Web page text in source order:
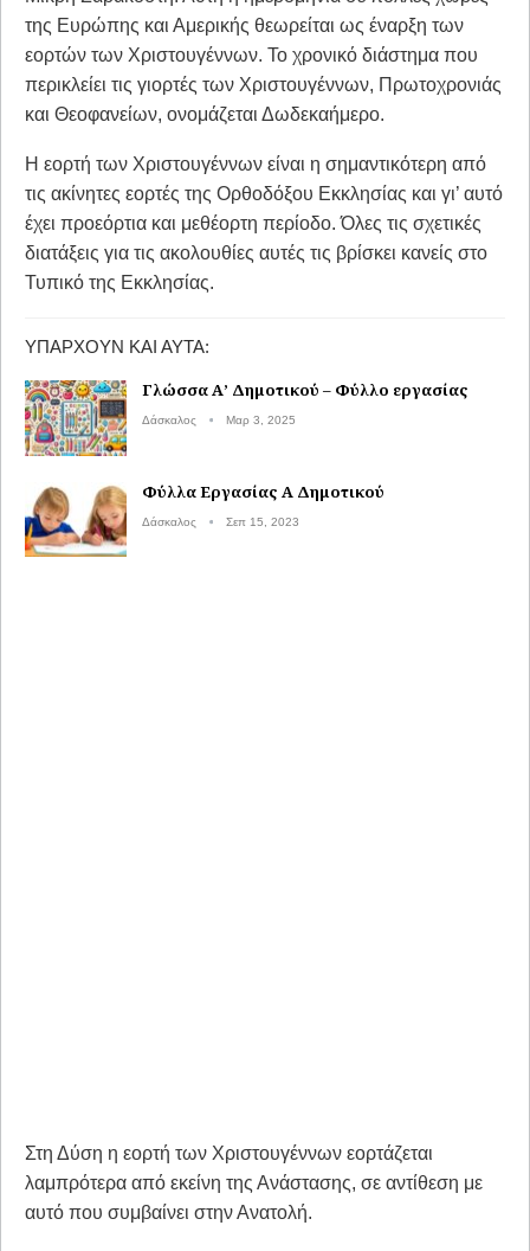
της Ευρώπης και Αμερικής θεωρείται ως έναρξη των
εορτών των Χριστουγέννων. Το χρονικό διάστημα που
περικλείει τις γιορτές των Χριστουγέννων, Πρωτοχρονιάς
και Θεοφανείων, ονομάζεται Δωδεκαήμερο.
Η εορτή των Χριστουγέννων είναι η σημαντικότερη από
τις ακίνητες εορτές της Ορθοδόξου Εκκλησίας και γι’ αυτό
έχει προεόρτια και μεθέορτη περίοδο. Όλες τις σχετικές
διατάξεις για τις ακολουθίες αυτές τις βρίσκει κανείς στο
Τυπικό της Εκκλησίας.
ΥΠΆΡΧΟΥΝ ΚΑΙ ΑΥΤΆ:
Γλώσσα Α’ Δημοτικού – Φύλλο εργασίας
Δάσκαλος Μαρ 3, 2025
Φύλλα Εργασίας Α Δημοτικού
Δάσκαλος Σεπ 15, 2023
Στη Δύση η εορτή των Χριστουγέννων εορτάζεται
λαμπρότερα από εκείνη της Ανάστασης, σε αντίθεση με
αυτό που συμβαίνει στην Ανατολή.